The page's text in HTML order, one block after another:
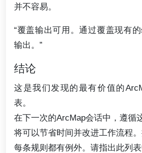
并不容易。
“覆盖输出可用。通过覆盖现有
输出。”
结论
这是我们发现的最有价值的
表。
在下一次的ArcMap会话中，遵循
将可以节省时间并改进工作流程。
每条规则都有例外。请指出此列表